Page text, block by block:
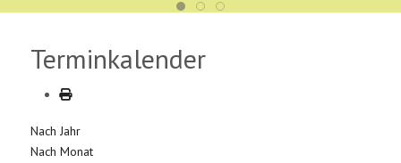
Terminkalender
Nach Jahr
Nach Monat